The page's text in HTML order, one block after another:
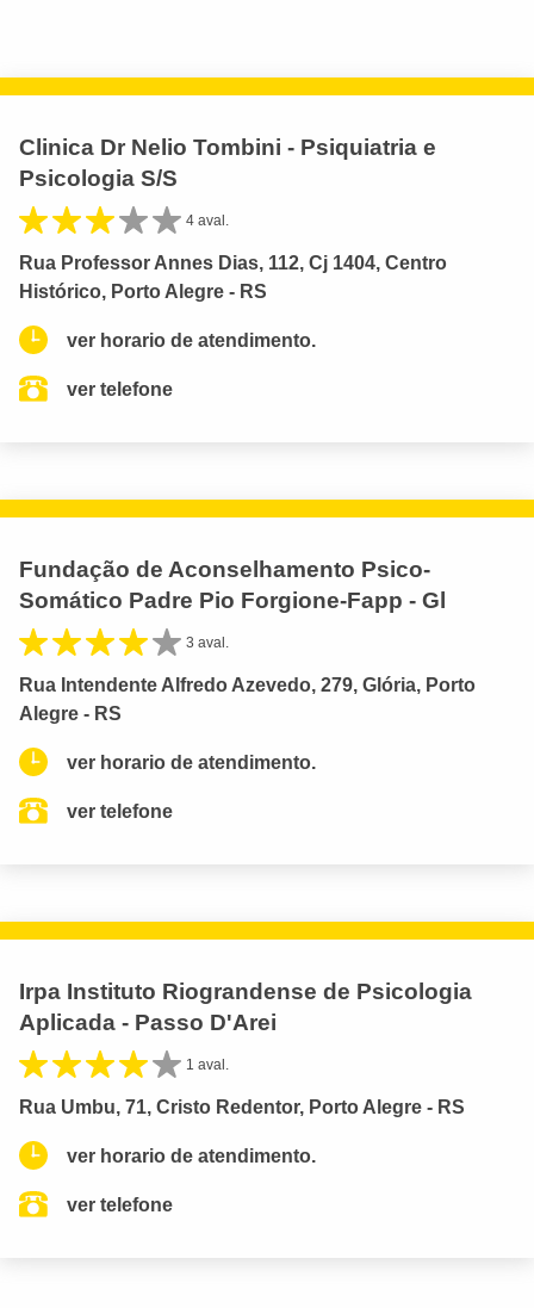
Clinica Dr Nelio Tombini - Psiquiatria e
Psicologia S/S
4 aval.
Rua Professor Annes Dias, 112, Cj 1404, Centro
Histórico, Porto Alegre - RS
ver horario de atendimento.
ver telefone
Fundação de Aconselhamento Psico-
Somático Padre Pio Forgione-Fapp - Gl
3 aval.
Rua Intendente Alfredo Azevedo, 279, Glória, Porto
Alegre - RS
ver horario de atendimento.
ver telefone
Irpa Instituto Riograndense de Psicologia
Aplicada - Passo D'Arei
1 aval.
Rua Umbu, 71, Cristo Redentor, Porto Alegre - RS
ver horario de atendimento.
ver telefone